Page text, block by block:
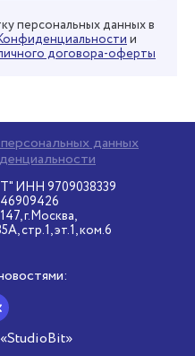
персональных данных в
и
договора-оферты
данных
9709038339
г.Москва,
стр.1, эт.1, ком.6